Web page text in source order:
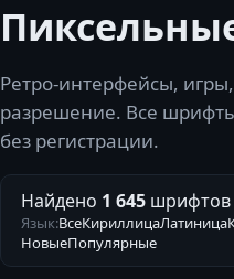
Ретро-интерфейсы,
разрешение. Все
без регистрации.
Найдено 1 645 шрифтов
Язык:ВсеКириллицаЛатиница
НовыеПопулярные